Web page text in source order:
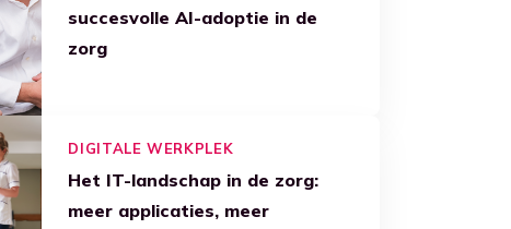
succesvolle AI-adoptie in de
zorg
DIGITALE WERKPLEK
Het IT-landschap in de zorg:
meer applicaties, meer